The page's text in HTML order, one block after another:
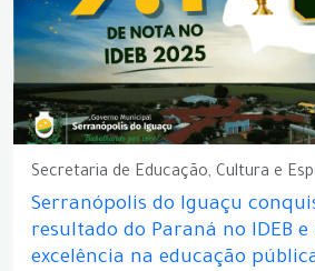
Secretaria de Educação, Cultura e
Serranópolis do Iguaçu
resultado do Paraná no IDEB
excelência na educação